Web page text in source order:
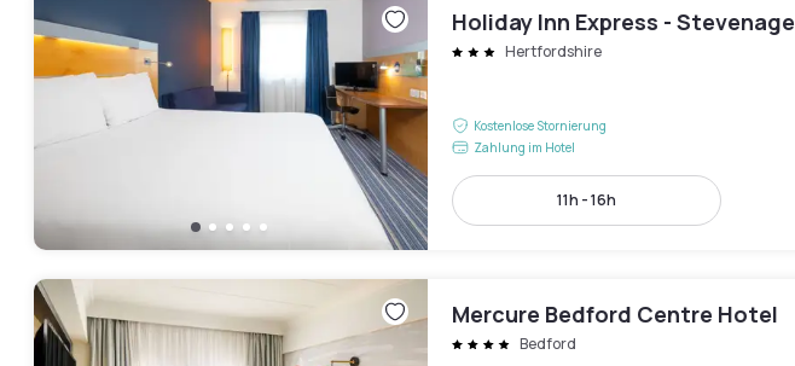
Holiday Inn Express - Stevenage
Hertfordshire
Kostenlose Stornierung
Zahlung im Hotel
11h - 16h
Mercure Bedford Centre Hotel
Bedford